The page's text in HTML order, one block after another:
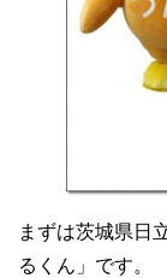
まずは茨城県日
るくん」です。